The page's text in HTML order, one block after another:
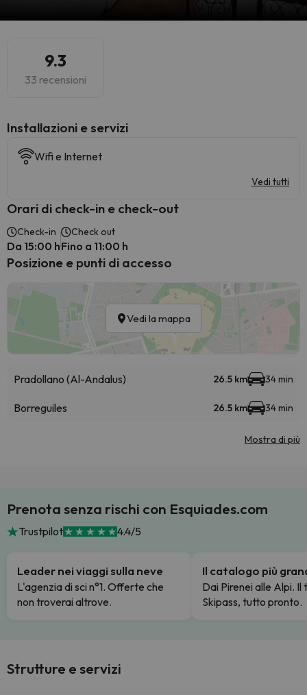
9.3
33 recensioni
Installazioni e servizi
Wifi e Internet
Vedi tutti
Orari di check-in e check-out
Check-in
Da 15:00 h
Check out
Fino a 11:00 h
Posizione e punti di accesso
Vedi la mappa
Pradollano (Al-Andalus) 26.5 km 34 min
Borreguiles 26.5 km 34 min
Mostra di più
Prenota senza rischi con Esquiades.com
Trustpilot 4.4/5
Leader nei viaggi sulla neve
L'agenzia di sci n°1. Offerte che
non troverai altrove.
Il catalogo più
Dai Pirenei alle Alpi. Il
Skipass, tutto pronto.
Strutture e servizi